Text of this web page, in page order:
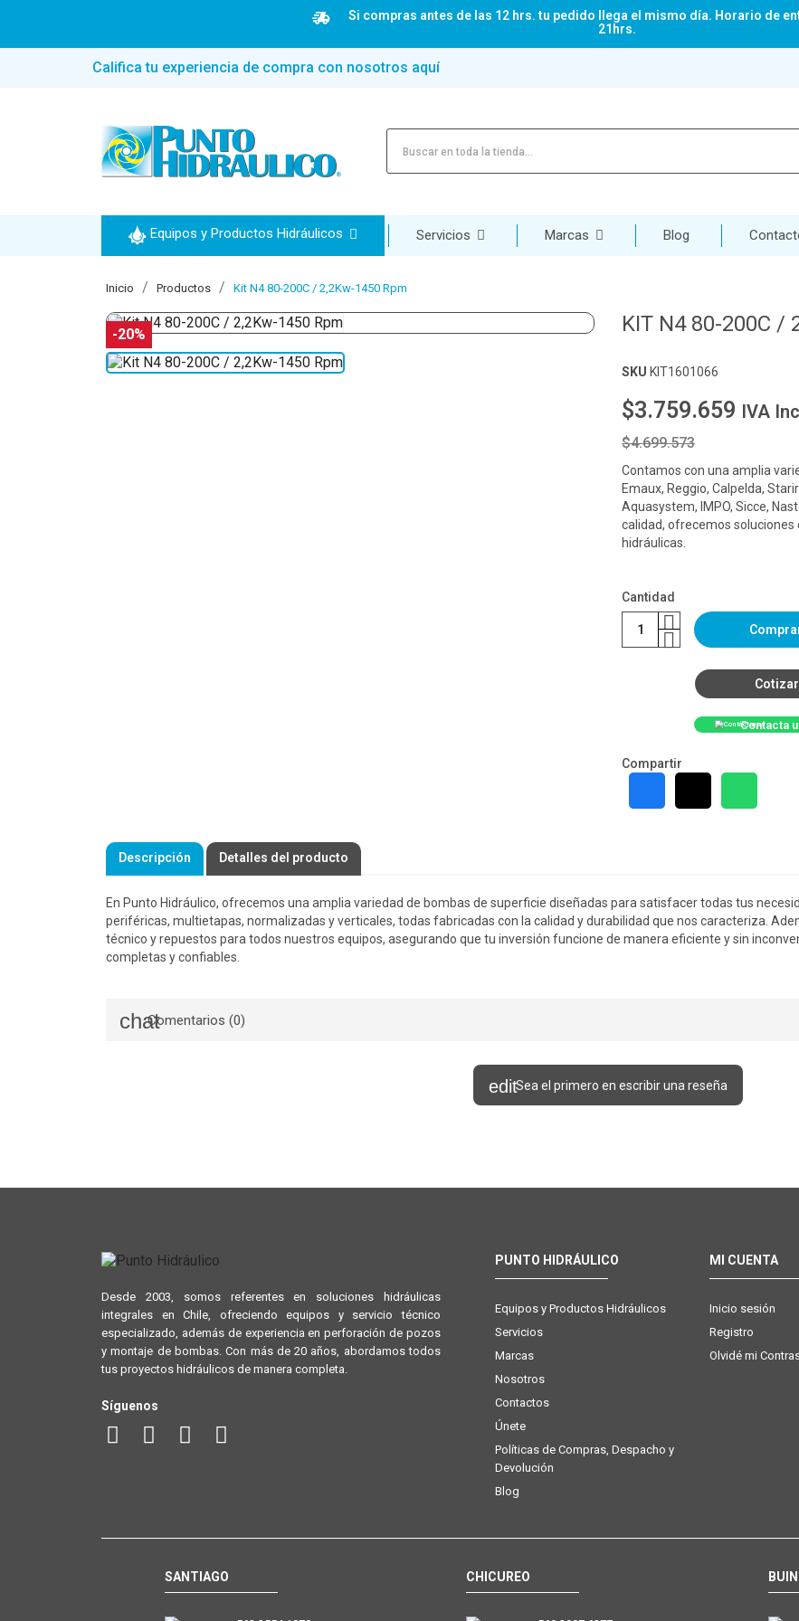
Si compras antes de las 12 hrs. tu pedido llega el mismo día. Horario de
21hrs.
Califica tu experiencia de compra con nosotros aquí
Equipos y Productos Hidráulicos Servicios Marcas Blog
Inicio Productos Kit N4 80-200C / 2,2Kw-1450 Rpm
-20% KIT N4 80-200C /
SKU KIT1601066
$3.759.659 IVA
$4.699.573
Contamos con una amplia
Emaux, Reggio, Calpelda,
Aquasystem, IMPO, Sicce,
calidad, ofrecemos
hidráulicas.
Cantidad
Cotizar
Contacta
Compartir
Descripción Detalles del producto
En Punto Hidráulico, ofrecemos una amplia variedad de bombas de superficie diseñadas para satisfacer todas tus
periféricas, multietapas, normalizadas y verticales, todas fabricadas con la calidad y durabilidad que nos caracteriza.
técnico y repuestos para todos nuestros equipos, asegurando que tu inversión funcione de manera eficiente y sin
completas y confiables.
Comentarios (0)
Sea el primero en escribir una reseña
Desde 2003, somos referentes en soluciones hidráulicas
integrales en Chile, ofreciendo equipos y servicio técnico
especializado, además de experiencia en perforación de pozos
y montaje de bombas. Con más de 20 años, abordamos todos
tus proyectos hidráulicos de manera completa.
Síguenos
PUNTO HIDRÁULICO
Equipos y Productos Hidráulicos
Servicios
Marcas
Nosotros
Contactos
Únete
Políticas de Compras, Despacho y
Devolución
Blog
MI CUENTA
Inicio sesión
Registro
Olvidé mi
SANTIAGO CHICUREO BUIN